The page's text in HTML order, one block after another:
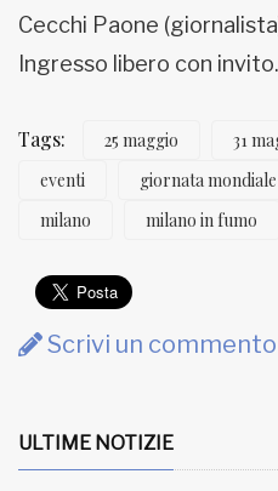
Cecchi Paone
Ingresso libero con invito.
Tags: 25 maggio 31
eventi
giornata
milano
milano in fumo
Scrivi un commento
ULTIME NOTIZIE